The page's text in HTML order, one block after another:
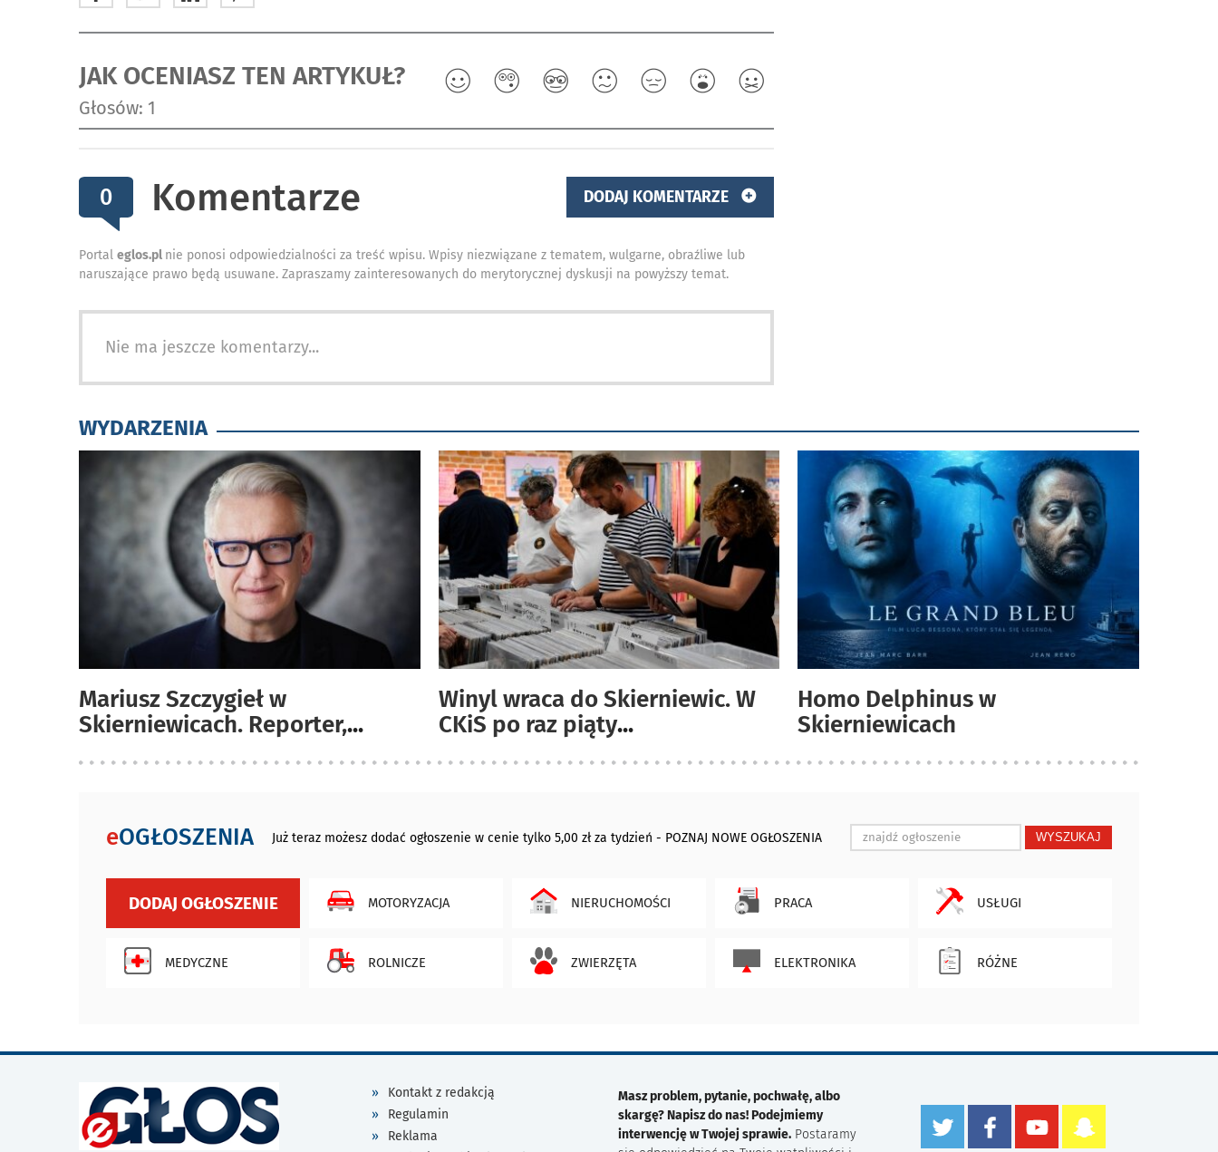
JAK OCENIASZ TEN ARTYKUŁ?
Głosów: 1
0 Komentarze DODAJ KOMENTARZE
Portal eglos.pl nie ponosi odpowiedzialności za treść wpisu. Wpisy niezwiązane z tematem, wulgarne, obraźliwe lub
naruszające prawo będą usuwane. Zapraszamy zainteresowanych do merytorycznej dyskusji na powyższy temat.
Nie ma jeszcze komentarzy...
WYDARZENIA
Mariusz Szczygieł w
Skierniewicach. Reporter,...
Winyl wraca do Skierniewic. W
CKiS po raz piąty...
Homo Delphinus w
Skierniewicach
eOGŁOSZENIA Już teraz możesz dodać ogłoszenie w cenie tylko 5,00 zł za tydzień - POZNAJ NOWE OGŁOSZENIA WYSZUKAJ
DODAJ OGŁOSZENIE MOTORYZACJA NIERUCHOMOŚCI PRACA USŁUGI
MEDYCZNE ROLNICZE ZWIERZĘTA ELEKTRONIKA RÓŻNE
Kontakt z redakcją
Regulamin
Reklama
Masz problem, pytanie, pochwałę, albo
skargę? Napisz do nas! Podejmiemy
interwencję w Twojej sprawie. Postaramy